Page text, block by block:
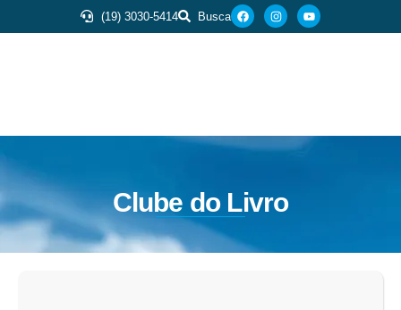
(19) 3030-5414 Busca
Clube do Livro